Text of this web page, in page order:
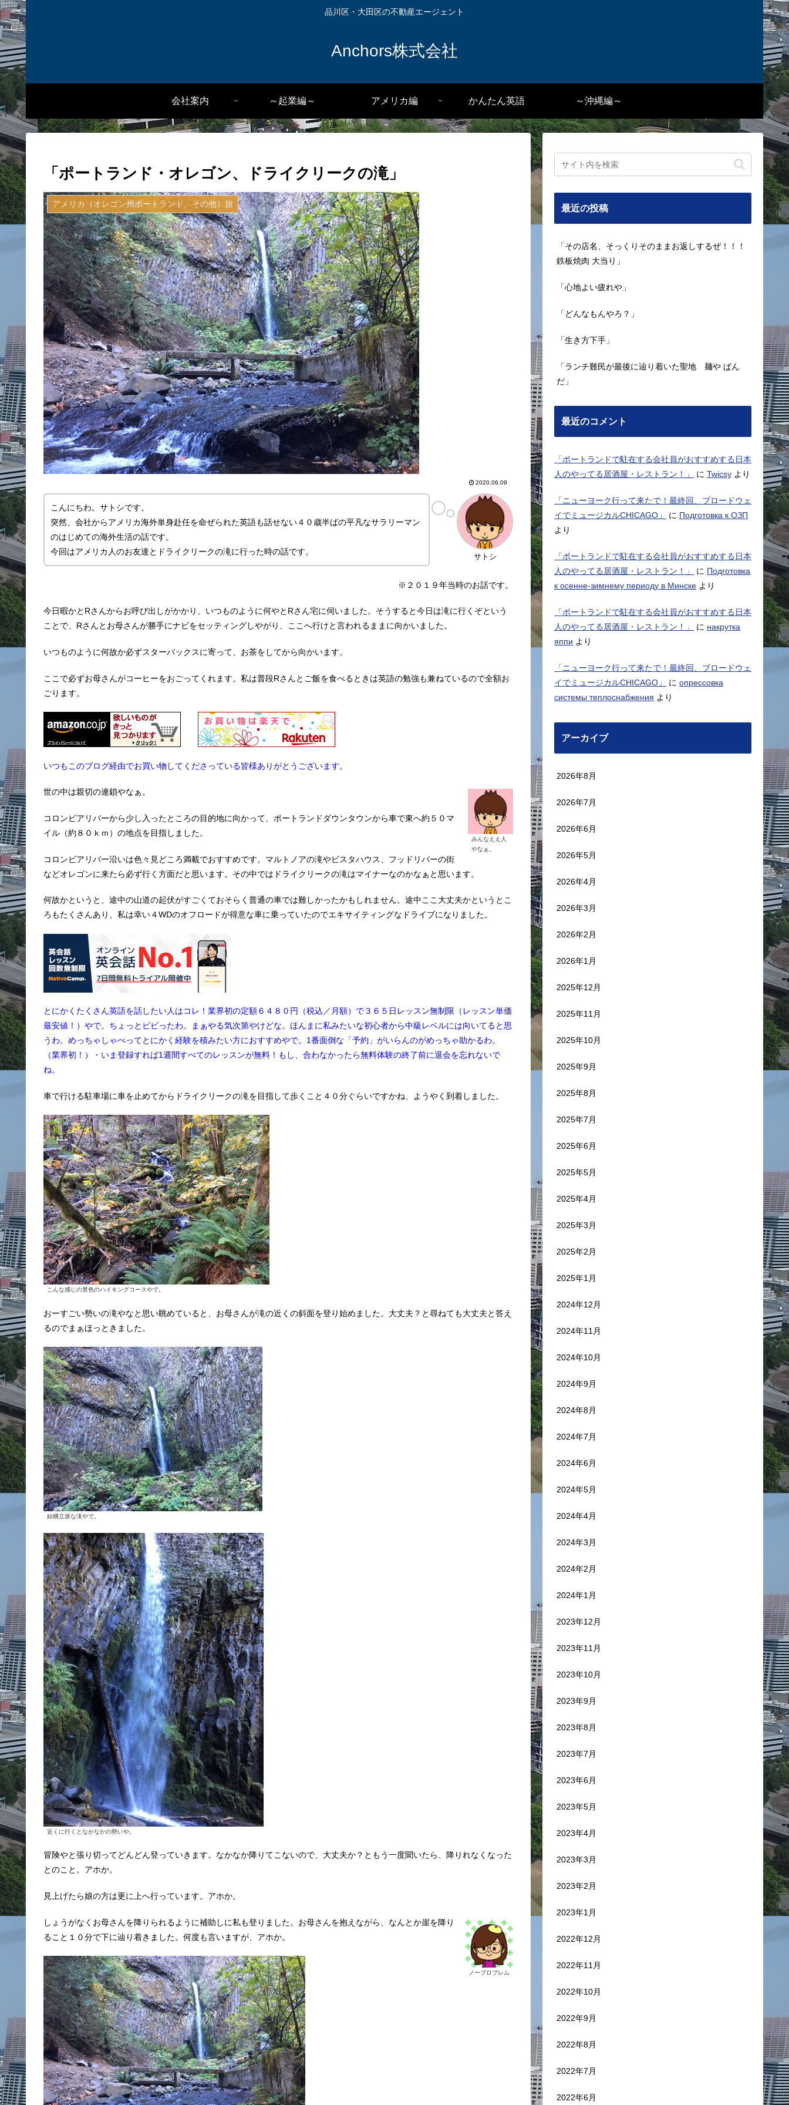
品川区・大田区の不動産エージェント
Anchors株式会社
会社案内 ～起業編～ アメリカ編 かんたん英語 ～沖縄編～
「ポートランド・オレゴン、ドライクリークの滝」
アメリカ（オレゴン州ポートランド、その他）旅
2020.06.09
サトシ
こんにちわ。サトシです。
突然、会社からアメリカ海外単身赴任を命ぜられた英語も話せない４０歳半ばの平凡なサラリーマン
のはじめての海外生活の話です。
今回はアメリカ人のお友達とドライクリークの滝に行った時の話です。
※２０１９年当時のお話です。
今日暇かとRさんからお呼び出しがかかり、いつものように何やとRさん宅に伺いました。そうすると今日は滝に行くぞという
ことで、Rさんとお母さんが勝手にナビをセッティングしやがり、ここへ行けと言われるままに向かいました。
いつものように何故か必ずスターバックスに寄って、お茶をしてから向かいます。
ここで必ずお母さんがコーヒーをおごってくれます。私は普段Rさんとご飯を食べるときは英語の勉強も兼ねているので全額お
ごります。
いつもこのブログ経由でお買い物してくださっている皆様ありがとうございます。
みんなええ人
やなぁ。
世の中は親切の連鎖やなぁ。
コロンビアリバーから少し入ったところの目的地に向かって、ポートランドダウンタウンから車で東へ約５０マ
イル（約８０ｋｍ）の地点を目指しました。
コロンビアリバー沿いは色々見どころ満載でおすすめです。マルトノアの滝やビスタハウス、フッドリバーの街
などオレゴンに来たら必ず行く方面だと思います。その中ではドライクリークの滝はマイナーなのかなぁと思います。
何故かというと、途中の山道の起伏がすごくておそらく普通の車では難しかったかもしれません。途中ここ大丈夫かというとこ
ろもたくさんあり、私は幸い４WDのオフロードが得意な車に乗っていたのでエキサイティングなドライブになりました。
とにかくたくさん英語を話したい人はコレ！業界初の定額６４８０円（税込／月額）で３６５日レッスン無制限（レッスン単価
最安値！）やで。ちょっとビビったわ。まぁやる気次第やけどな。ほんまに私みたいな初心者から中級レベルには向いてると思
うわ。めっちゃしゃべってとにかく経験を積みたい方におすすめやで。1番面倒な「予約」がいらんのがめっちゃ助かるわ。
（業界初！）・いま登録すれば1週間すべてのレッスンが無料！もし、合わなかったら無料体験の終了前に退会を忘れないで
ね。
車で行ける駐車場に車を止めてからドライクリークの滝を目指して歩くこと４０分ぐらいですかね、ようやく到着しました。
こんな感じの景色のハイキングコースやで。
おーすごい勢いの滝やなと思い眺めていると、お母さんが滝の近くの斜面を登り始めました。大丈夫？と尋ねても大丈夫と答え
るのでまぁほっときました。
結構立派な滝やで。
近くに行くとなかなかの勢いや。
冒険やと張り切ってどんどん登っていきます。なかなか降りてこないので、大丈夫か？ともう一度聞いたら、降りれなくなった
とのこと。アホか。
見上げたら娘の方は更に上へ行っています。アホか。
ノープロブレム
しょうがなくお母さんを降りられるように補助しに私も登りました。お母さんを抱えながら、なんとか崖を降り
ること１０分で下に辿り着きました。何度も言いますが、アホか。
最近の投稿
「その店名、そっくりそのままお返しするぜ！！！
鉄板焼肉 大当り」
「心地よい疲れや」
「どんなもんやろ？」
「生き方下手」
「ランチ難民が最後に辿り着いた聖地 麺や ぱん
だ」
最近のコメント
「ポートランドで駐在する会社員がおすすめする日本
人のやってる居酒屋・レストラン！」
に Twicsy より
「ニューヨーク行って来たで！最終回、ブロードウェ
イでミュージカルCHICAGO」
に Подготовка к ОЗП
より
「ポートランドで駐在する会社員がおすすめする日本
人のやってる居酒屋・レストラン！」
に Подготовка
к осенне-зимнему периоду в Минске より
「ポートランドで駐在する会社員がおすすめする日本
人のやってる居酒屋・レストラン！」
に накрутка
яппи より
「ニューヨーク行って来たで！最終回、ブロードウェ
イでミュージカルCHICAGO」
に опрессовка
системы теплоснабжения より
アーカイブ
2026年8月
2026年7月
2026年6月
2026年5月
2026年4月
2026年3月
2026年2月
2026年1月
2025年12月
2025年11月
2025年10月
2025年9月
2025年8月
2025年7月
2025年6月
2025年5月
2025年4月
2025年3月
2025年2月
2025年1月
2024年12月
2024年11月
2024年10月
2024年9月
2024年8月
2024年7月
2024年6月
2024年5月
2024年4月
2024年3月
2024年2月
2024年1月
2023年12月
2023年11月
2023年10月
2023年9月
2023年8月
2023年7月
2023年6月
2023年5月
2023年4月
2023年3月
2023年2月
2023年1月
2022年12月
2022年11月
2022年10月
2022年9月
2022年8月
2022年7月
2022年6月